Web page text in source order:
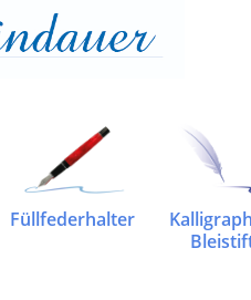
Füllfederhalter